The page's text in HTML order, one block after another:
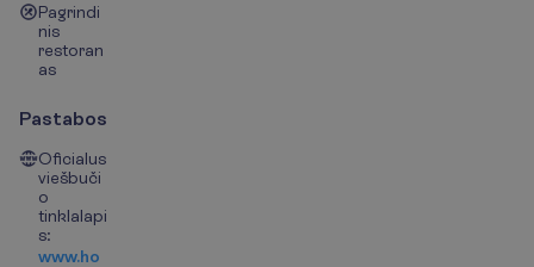
Pagrindi
nis
restoran
as
Pastabos
Oficialus
viešbuči
o
tinklalapi
s:
www.ho